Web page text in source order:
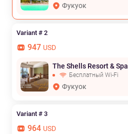
Фукуок
Variant # 2
947 USD
The Shells Resort & Spa
Бесплатный Wi-Fi
Фукуок
Variant # 3
964 USD